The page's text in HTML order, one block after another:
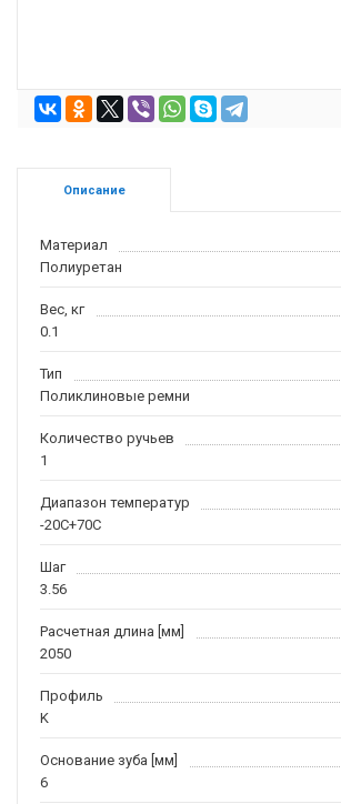
Описание
Материал
Полиуретан
Вес, кг
0.1
Тип
Поликлиновые ремни
Количество ручьев
1
Диапазон температур
-20С+70С
Шаг
3.56
Расчетная длина [мм]
2050
Профиль
K
Основание зуба [мм]
6